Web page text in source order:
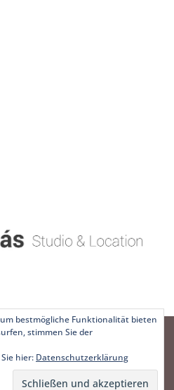
bestmögliche Funktionalität bieten
stimmen Sie der
hier: Datenschutzerklärung